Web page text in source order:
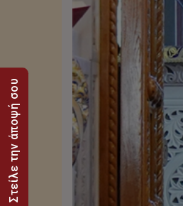
Στείλε την άποψή σου